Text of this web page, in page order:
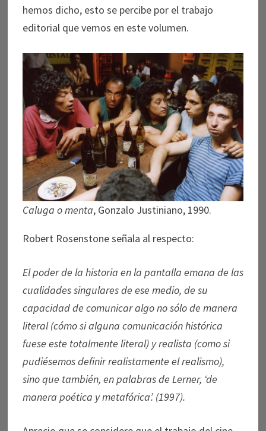
hemos dicho, esto se percibe por el trabajo
editorial que vemos en este volumen.
Caluga o menta, Gonzalo Justiniano, 1990.
Robert Rosenstone señala al respecto:
El poder de la historia en la pantalla emana de las
cualidades singulares de ese medio, de su
capacidad de comunicar algo no sólo de manera
literal (cómo si alguna comunicación histórica
fuese este totalmente literal) y realista (como si
pudiésemos definir realistamente el realismo),
sino que también, en palabras de Lerner, ‘de
manera poética y metafórica’. (1997).